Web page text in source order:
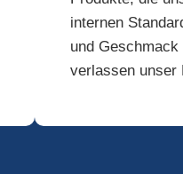
internen
und Geschmack
verlassen unser